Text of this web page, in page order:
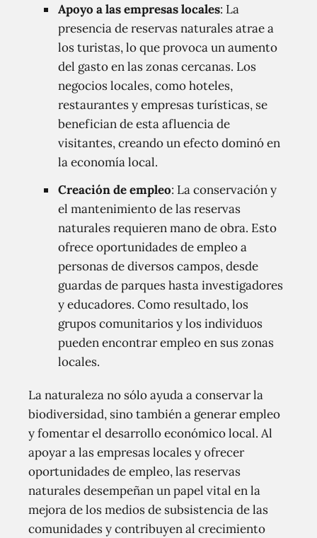
Apoyo a las empresas locales: La
presencia de reservas naturales atrae a
los turistas, lo que provoca un aumento
del gasto en las zonas cercanas. Los
negocios locales, como hoteles,
restaurantes y empresas turísticas, se
benefician de esta afluencia de
visitantes, creando un efecto dominó en
la economía local.
Creación de empleo: La conservación y
el mantenimiento de las reservas
naturales requieren mano de obra. Esto
ofrece oportunidades de empleo a
personas de diversos campos, desde
guardas de parques hasta investigadores
y educadores. Como resultado, los
grupos comunitarios y los individuos
pueden encontrar empleo en sus zonas
locales.
La naturaleza no sólo ayuda a conservar la
biodiversidad, sino también a generar empleo
y fomentar el desarrollo económico local. Al
apoyar a las empresas locales y ofrecer
oportunidades de empleo, las reservas
naturales desempeñan un papel vital en la
mejora de los medios de subsistencia de las
comunidades y contribuyen al crecimiento